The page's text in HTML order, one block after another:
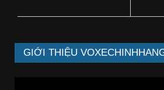
GIỚI THIỆU